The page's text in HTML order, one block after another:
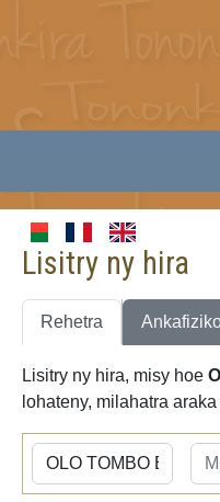
Lisitry ny hira
Rehetra
Lisitry ny hira, misy hoe
lohateny, milahatra